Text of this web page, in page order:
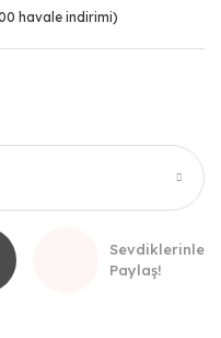
havale indirimi)
Sevdiklerinle
Paylaş!